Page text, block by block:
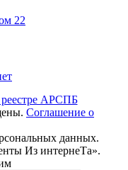
22
Соглашение о
данных.
Из интернеТа».